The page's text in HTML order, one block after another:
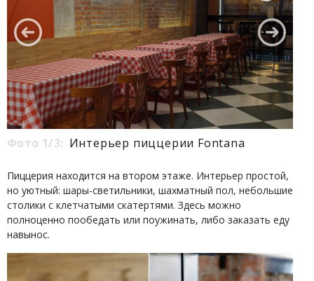
Фото 1/3: Интерьер пиццерии Fontana
Пиццерия находится на втором этаже. Интерьер простой,
но уютный: шары-светильники, шахматный пол, небольшие
столики с клетчатыми скатертями. Здесь можно
полноценно пообедать или поужинать, либо заказать еду
навынос.